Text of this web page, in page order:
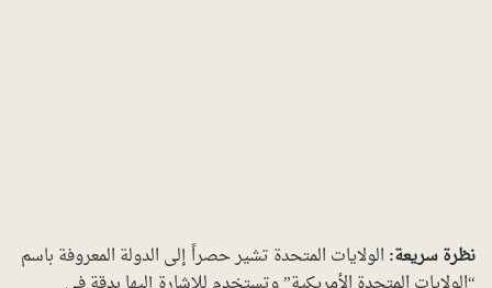
نظرة سريعة: الولايات المتحدة تشير حصراً إلى الدولة المعروفة باسم